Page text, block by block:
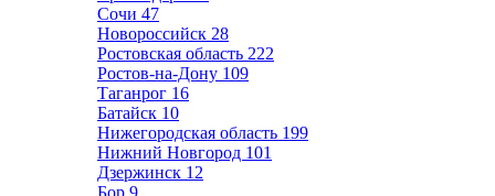
Сочи 47
Новороссийск 28
Ростовская область 222
Ростов-на-Дону 109
Таганрог 16
Батайск 10
Нижегородская область 199
Нижний Новгород 101
Дзержинск 12
Бор 9